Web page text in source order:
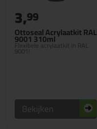
Ottoseal Acrylaatkit RAL
9001 310ml
Flexibele acrylaatkit in RAL
9001!
3,99
Bekijken